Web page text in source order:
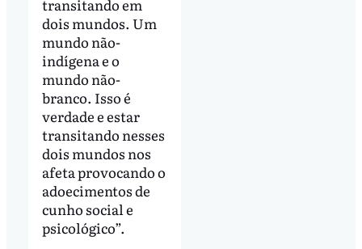
transitando em
dois mundos. Um
mundo não-
indígena e o
mundo não-
branco. Isso é
verdade e estar
transitando nesses
dois mundos nos
afeta provocando o
adoecimentos de
cunho social e
psicológico”.